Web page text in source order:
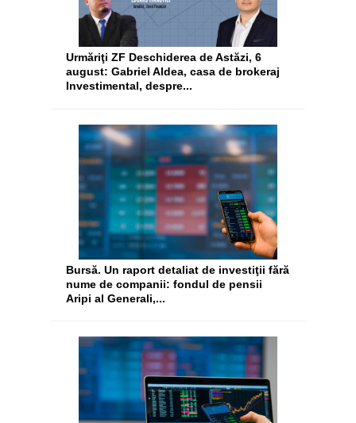
Urmăriţi ZF Deschiderea de Astăzi, 6
august: Gabriel Aldea, casa de brokeraj
Investimental, despre...
Bursă. Un raport detaliat de investiţii fără
nume de companii: fondul de pensii
Aripi al Generali,...